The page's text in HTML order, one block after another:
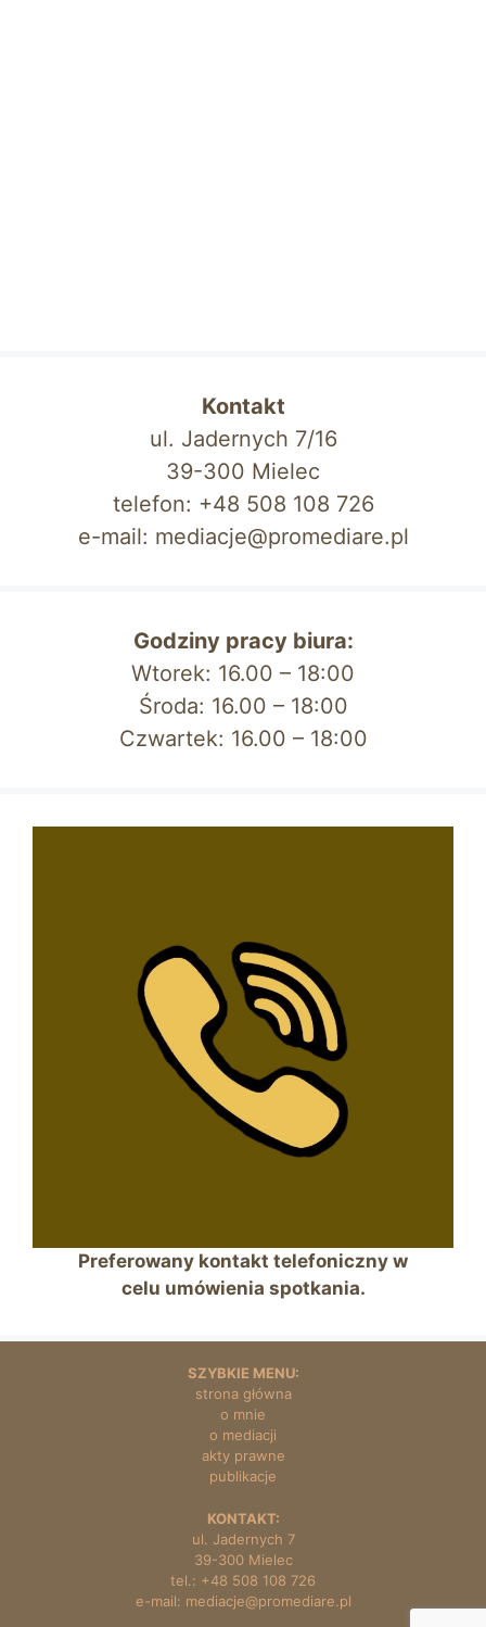
Kontakt
ul. Jadernych 7/16
39-300 Mielec
telefon: +48 508 108 726
e-mail: mediacje@promediare.pl
Godziny pracy biura:
Wtorek: 16.00 – 18:00
Środa: 16.00 – 18:00
Czwartek: 16.00 – 18:00
Preferowany kontakt telefoniczny w
celu umówienia spotkania.
SZYBKIE MENU:
strona główna
o mnie
o mediacji
akty prawne
publikacje
KONTAKT:
ul. Jadernych 7
39-300 Mielec
tel.: +48 508 108 726
e-mail: mediacje@promediare.pl